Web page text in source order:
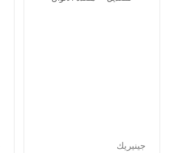
جينيريك